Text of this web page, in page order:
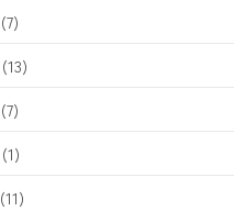
(7)
(13)
(7)
(1)
(11)